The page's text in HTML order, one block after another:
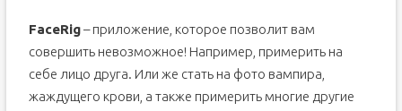
FaceRig– приложение, которое позволит вам
совершить невозможное! Например, примерить на
себе лицо друга. Или же стать на фото вампира,
жаждущего крови, а также примерить многие другие